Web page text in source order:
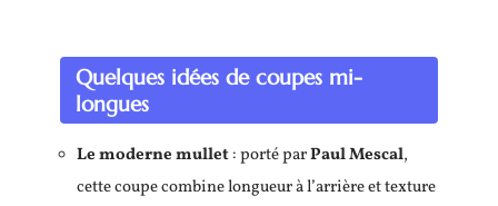
Quelques idées de coupes mi-
longues
Le moderne mullet: porté parPaul Mescal,
cette coupe combine longueur à l’arrière et texture